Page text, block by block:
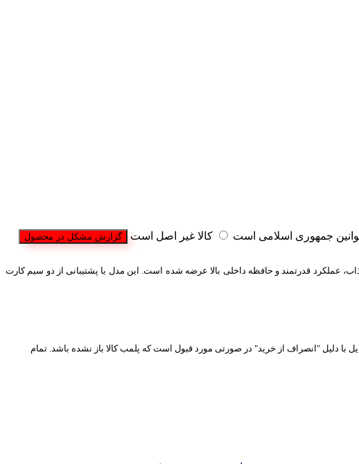
جمهوری اسلامی است کالا غیر اصل است
گزارش مشکل در محصول
آیفون ۱۶ است که با طراحی جذاب، عملکرد قدرتمند و حافظه داخلی بالا عرضه شده است. این مدل با پشتیبانی از دو سیم کارت
با دلیل "انصراف از خرید" در صورتی مورد قبول است که پلمب کالا باز نشده باشد. تمام